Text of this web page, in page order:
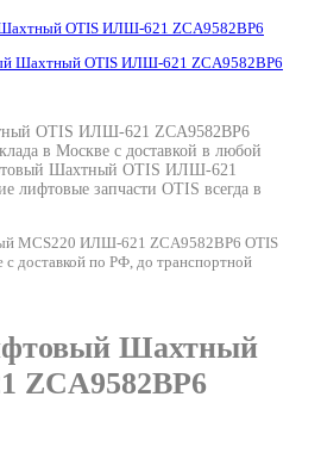
OTIS ИЛШ-621 ZСA9582BP6
OTIS ИЛШ-621 ZСA9582BP6
в Москве с доставкой в любой
Шахтный OTIS ИЛШ-621
лифтовые запчасти OTIS всегда в
MCS220 ИЛШ-621 ZСA9582BP6 OTIS
доставкой по РФ, до транспортной
Шахтный
ZСA9582BP6